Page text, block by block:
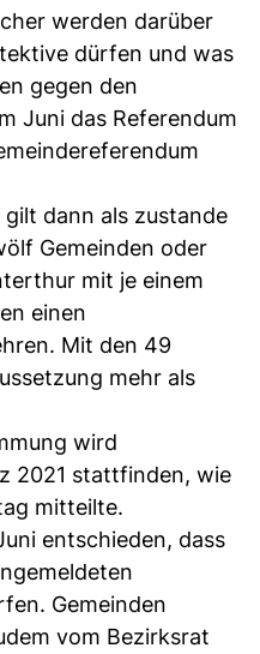
werden darüber
dürfen und was
gegen den
Juni das Referendum
dann als zustande
Gemeinden oder
mit je einem
einen
Mit den 49
mehr als
wird
2021 stattfinden, wie
mitteilte.
entschieden, dass
Gemeinden
vom Bezirksrat